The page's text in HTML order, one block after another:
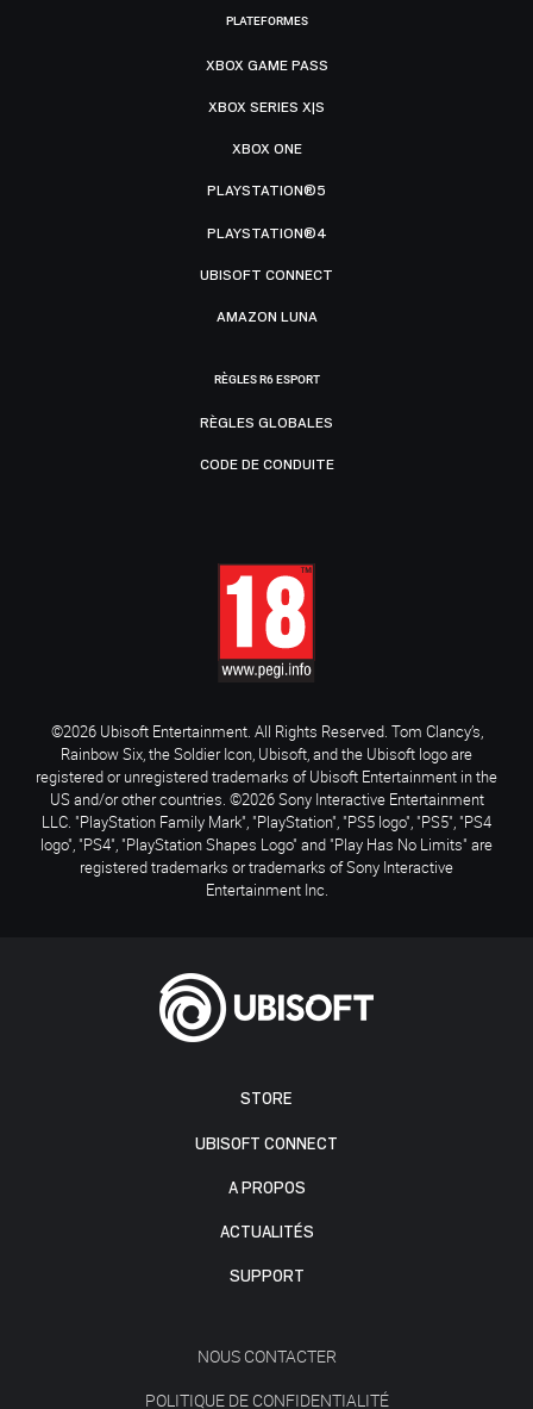
STORE
UBISOFT CONNECT
A PROPOS
ACTUALITÉS
SUPPORT
NOUS CONTACTER
POLITIQUE DE CONFIDENTIALITÉ
PLATEFORMES
XBOX GAME PASS
XBOX SERIES X|S
XBOX ONE
PLAYSTATION®5
PLAYSTATION®4
UBISOFT CONNECT
AMAZON LUNA
RÈGLES R6 ESPORT
RÈGLES GLOBALES
CODE DE CONDUITE
©2026 Ubisoft Entertainment. All Rights Reserved. Tom Clancy’s,
Rainbow Six, the Soldier Icon, Ubisoft, and the Ubisoft logo are
registered or unregistered trademarks of Ubisoft Entertainment in the
US and/or other countries. ©2026 Sony Interactive Entertainment
LLC. "PlayStation Family Mark", "PlayStation", "PS5 logo", "PS5", "PS4
logo", "PS4", "PlayStation Shapes Logo" and "Play Has No Limits" are
registered trademarks or trademarks of Sony Interactive
Entertainment Inc.